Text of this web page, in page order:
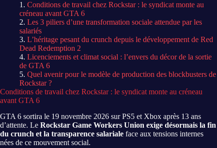
Conditions de travail chez Rockstar : le syndicat monte au
créneau avant GTA 6
Les 3 piliers d’une transformation sociale attendue par les
salariés
L’héritage pesant du crunch depuis le développement de Red
Dead Redemption 2
Licenciements et climat social : l’envers du décor de la sortie
de GTA 6
Quel avenir pour le modèle de production des blockbusters de
Rockstar ?
Conditions de travail chez Rockstar : le syndicat monte au créneau
avant GTA 6
GTA 6 sortira le 19 novembre 2026 sur PS5 et Xbox après 13 ans
d’attente. Le Rockstar Game Workers Union exige désormais la fin
du crunch et la transparence salariale face aux tensions internes
nées de ce mouvement social.